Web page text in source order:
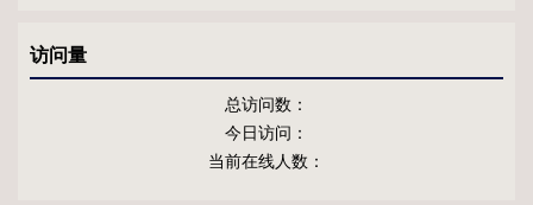
访问量
总访问数：
今日访问：
当前在线人数：